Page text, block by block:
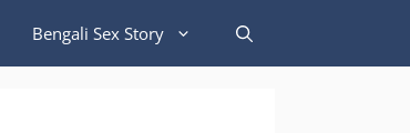
Bengali Sex Story